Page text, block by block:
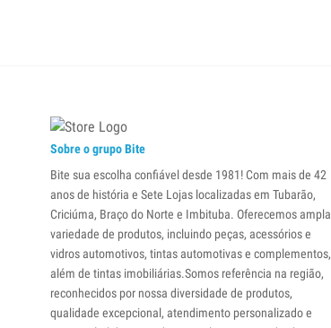
Sobre o grupo Bite
Bite sua escolha confiável desde 1981! Com mais de 42
anos de história e Sete Lojas localizadas em Tubarão,
Criciúma, Braço do Norte e Imbituba. Oferecemos ampla
variedade de produtos, incluindo peças, acessórios e
vidros automotivos, tintas automotivas e complementos,
além de tintas imobiliárias.Somos referência na região,
reconhecidos por nossa diversidade de produtos,
qualidade excepcional, atendimento personalizado e